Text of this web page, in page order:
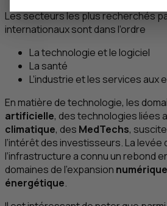
Les secteurs les plus recherchés
internationaux sont dans l’ordre
La technologie et le logiciel
La santé
L’industrie et les services
En matière de technologie, les
artificielle, des technologies liées
climatique, des MedTechs,
l’intérêt des investisseurs. La levée
l’infrastructure a connu un rebond
domaines de l’expansion numérique
énergétique.